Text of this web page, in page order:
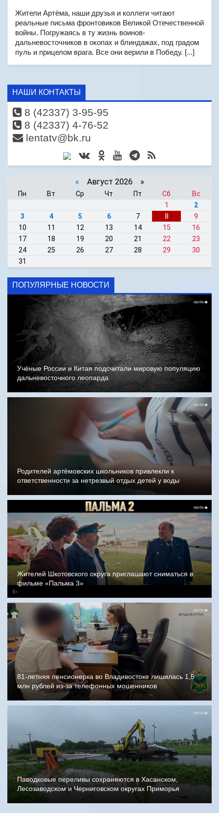
Жители Артёма, наши друзья и коллеги читают
реальные письма фронтовиков Великой Отечественной
войны. Погружаясь в ту жизнь воинов-
дальневосточников в окопах и блиндажах, под градом
пуль и прицелом врага. Все они верили в Победу. [...]
НАШИ КОНТАКТЫ
8 (42337) 3-95-95
8 (42337) 4-76-52
lentatv@bk.ru
« Август 2026 »
Пн Вт Ср Чт Пт Сб
Вс
1
2
3
4 5 6 7 8
9
10
11 12 13 14 15
16
17
18 19 20 21 22
23
24
25 26 27 28 29
30
31
ПОПУЛЯРНЫЕ НОВОСТИ
Учёные России и Китая подсчитали мировую популяцию
дальневосточного леопарда
Родителей артёмовских школьников привлекли к
ответственности за нетрезвый отдых детей у воды
Жителей Шкотовского округа приглашают сниматься в
фильме «Пальма 3»
81-летняя пенсионерка во Владивостоке лишилась 1,5
млн рублей из-за телефонных мошенников
Паводковые переливы сохраняются в Хасанском,
Лесозаводском и Черниговском округах Приморья